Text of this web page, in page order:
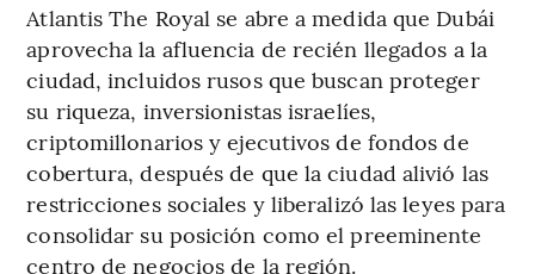
Atlantis The Royal se abre a medida que Dubái
aprovecha la afluencia de recién llegados a la
ciudad, incluidos rusos que buscan proteger
su riqueza, inversionistas israelíes,
criptomillonarios y ejecutivos de fondos de
cobertura, después de que la ciudad alivió las
restricciones sociales y liberalizó las leyes para
consolidar su posición como el preeminente
centro de negocios de la región.